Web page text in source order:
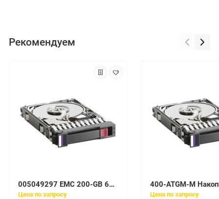
Рекомендуем
005049297 EMC 200-GB 6G 2.5 SAS SSD
Цена по запросу Цена по запросу